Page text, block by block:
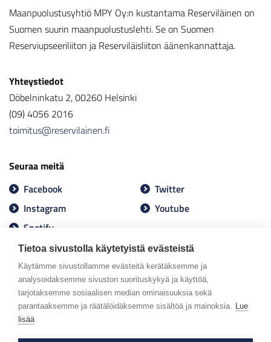
Tietoa sivustolla käytetyistä evästeistä
Käytämme sivustollamme evästeitä kerätäksemme ja
analysoidaksemme sivuston suorituskykyä ja käyttöä,
tarjotaksemme sosiaalisen median ominaisuuksia sekä
parantaaksemme ja räätälöidäksemme sisältöä ja mainoksia. Lue
lisää
Maanpuolustusyhtiö MPY Oy:n kustantama Reserviläinen on
Suomen suurin maanpuolustuslehti. Se on Suomen
Reserviupseeriliiton ja Reserviläisliiton äänenkannattaja.
Yhteystiedot
Döbelninkatu 2, 00260 Helsinki
(09) 4056 2016
toimitus@reservilainen.fi
Seuraa meitä
Facebook
Twitter
Instagram
Youtube
Spotify